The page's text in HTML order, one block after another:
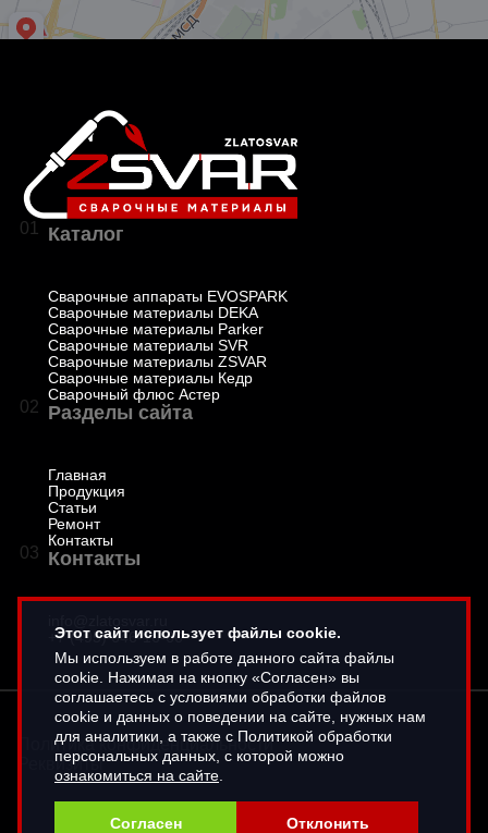
01 Каталог
Сварочные аппараты EVOSPARK
Сварочные материалы DEKA
Сварочные материалы Parker
Сварочные материалы SVR
Сварочные материалы ZSVAR
Сварочные материалы Кедр
Сварочный флюс Астер
02 Разделы сайта
Главная
Продукция
Статьи
Ремонт
Контакты
03 Контакты
+7 (495) 646-16-66
Политика конфиденциальности
Реквизиты
Этот сайт использует файлы cookie.
Мы используем в работе данного сайта файлы
cookie. Нажимая на кнопку «Согласен» вы
соглашаетесь с условиями обработки файлов
cookie и данных о поведении на сайте, нужных нам
для аналитики, а также с Политикой обработки
персональных данных, с которой можно
ознакомиться на сайте
Согласен Отклонить